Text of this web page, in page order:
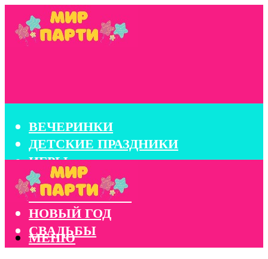
ВЕЧЕРИНКИ
ДЕТСКИЕ ПРАЗДНИКИ
ИГРЫ
КОНКУРСЫ
КОРПОРАТИВЫ
НОВЫЙ ГОД
СВАДЬБЫ
МЕНЮ